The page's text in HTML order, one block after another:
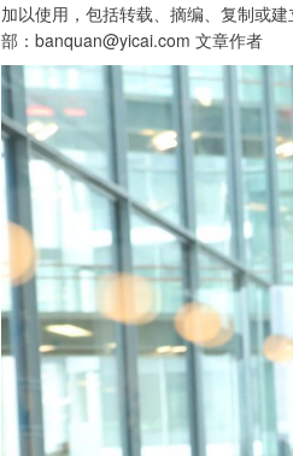
加以使用，包括转载、摘编、复制或
部：banquan@yicai.com 文章作者